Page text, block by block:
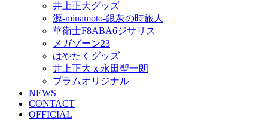
井上正大グッズ
源-minamoto-銀灰の時旅人
華衛士F8ABA6ジサリス
メガゾーン23
はやたくグッズ
井上正大ｘ永田聖一朗
プラムオリジナル
NEWS
CONTACT
OFFICIAL